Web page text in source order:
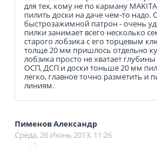
для тех, кому не по карману
пилить доски на даче чем-то надо.
быстрозажимной патрон - очень
пилки занимает всего несколько
старого лобзика с его торцевым
толще 20 мм пришлось отдельно
лобзика просто не хватает
ОСП, ДСП и доски тоньше 20 мм
легко, главное точно разметить и
линиям.
Пименов Александр
Среда, 26 Июнь 2013, 11:26